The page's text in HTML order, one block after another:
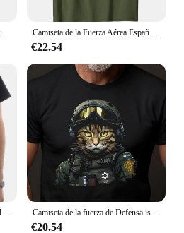
BOPE Elite Squad-Camiseta militar de la unidad de fuerzas especiales de Brasil para hombre, camisa de Stranger para hombre, camisetas cómodas informales de manga corta de verano Camiseta de la Fuerza Aérea Española para hombre, camisa informal de manga corta, 100% algodón, cuello redondo
€22.54
Camiseta de la fuerza de Defensa israelí para hombre, camiseta artística de gato, soldado, ejército, IDF, Tzahal, Israel
€20.54